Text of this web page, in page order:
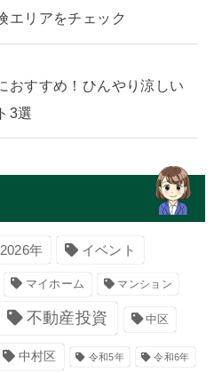
エリアをチェック
おすすめ！ひんやり涼しい
3選
2026年 イベント
マイホーム マンション
不動産投資 中区
中村区 令和5年 令和6年